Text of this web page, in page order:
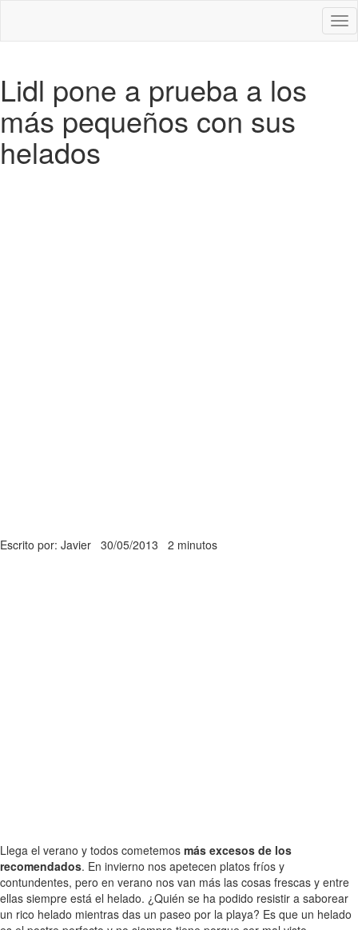
Lidl pone a prueba a los
más pequeños con sus
helados
Escrito por: Javier 30/05/2013 2 minutos
Llega el verano y todos cometemos más excesos de los
recomendados. En invierno nos apetecen platos fríos y
contundentes, pero en verano nos van más las cosas frescas y entre
ellas siempre está el helado. ¿Quién se ha podido resistir a saborear
un rico helado mientras das un paseo por la playa? Es que un helado